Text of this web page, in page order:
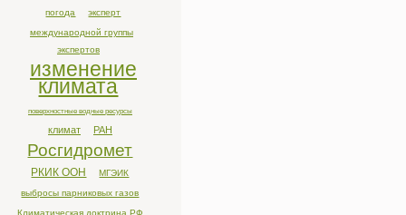
погода
эксперт
международной группы
экспертов
изменение
климата
поверхностные водные ресурсы
климат РАН
Росгидромет
РКИК ООН
МГЭИК
выбросы парниковых газов
Климатическая доктрина РФ